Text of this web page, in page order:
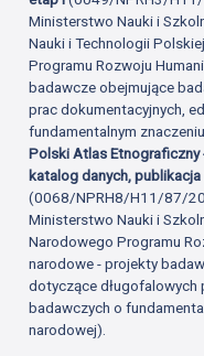
Ministerstwo Nauki i
Nauki i Technologii
Programu Rozwoju
badawcze obejmujące
prac dokumentacyjnych,
fundamentalnym
Polski Atlas Etnograficzny
katalog danych,
(0068/NPRH8/H11/87/
Ministerstwo Nauki i
Narodowego Programu
narodowe - projekty
dotyczące długofalowych
badawczych o
narodowej).